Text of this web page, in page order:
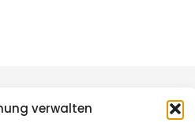
verwalten